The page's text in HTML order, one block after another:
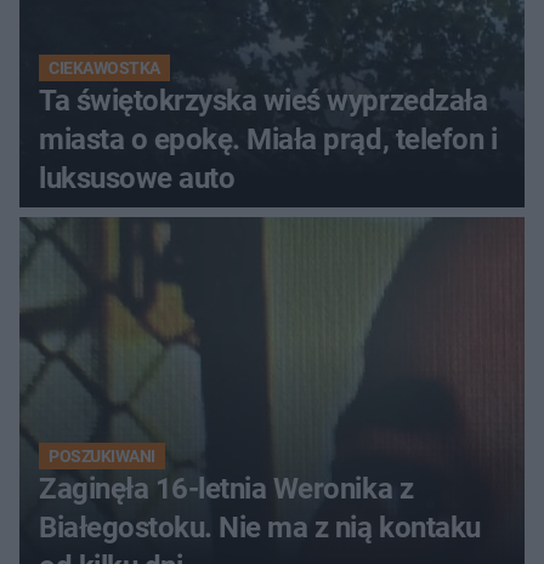
CIEKAWOSTKA
Ta świętokrzyska wieś wyprzedzała
miasta o epokę. Miała prąd, telefon i
luksusowe auto
POSZUKIWANI
Zaginęła 16-letnia Weronika z
Białegostoku. Nie ma z nią kontaku